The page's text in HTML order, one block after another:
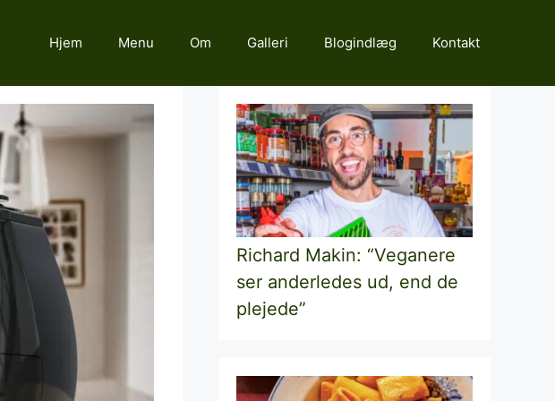
Hjem Menu Om Galleri Blogindlæg Kontakt
Richard Makin: “Veganere
ser anderledes ud, end de
plejede”